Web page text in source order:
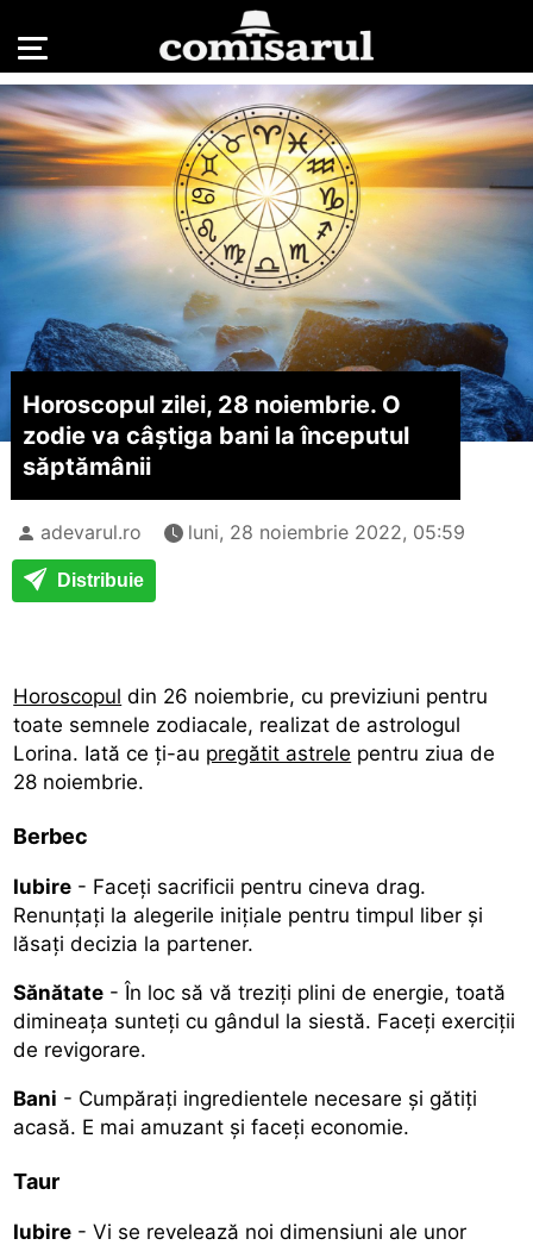
Horoscopul zilei, 28 noiembrie. O
zodie va câștiga bani la începutul
săptămânii
adevarul.ro luni, 28 noiembrie 2022, 05:59
Distribuie
Horoscopul din 26 noiembrie, cu previziuni pentru
toate semnele zodiacale, realizat de astrologul
Lorina. Iată ce ți-au pregătit astrele pentru ziua de
28 noiembrie.
Berbec
Iubire - Faceți sacrificii pentru cineva drag.
Renunțați la alegerile inițiale pentru timpul liber și
lăsați decizia la partener.
Sănătate - În loc să vă treziți plini de energie, toată
dimineața sunteți cu gândul la siestă. Faceți exerciții
de revigorare.
Bani - Cumpărați ingredientele necesare și gătiți
acasă. E mai amuzant și faceți economie.
Taur
Iubire - Vi se revelează noi dimensiuni ale unor